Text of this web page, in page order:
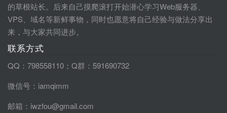
的草根站长。后来自己摸爬滚打开始潜心学习Web服务器、
VPS、域名等新鲜事物，同时也愿意将自己经验与做法分享出
来，与大家共同进步。
联系方式
QQ：798558110；Q群：591690732
微信号：iamqimm
邮箱：iwzfou@gmail.com